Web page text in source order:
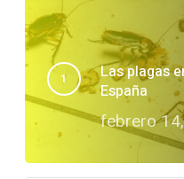
Las plagas
España
febrero